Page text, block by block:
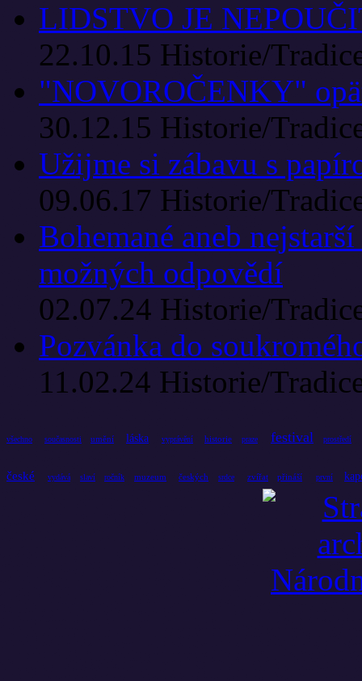
LIDSTVO JE
22.10.15 Historie/
"NOVOROČENKY"
30.12.15 Historie/
Užijme si zábavu s
09.06.17 Historie/
Bohemané aneb
možných odpovědí
02.07.24 Historie/
Pozvánka do
11.02.24 Historie/
všechno současnosti umění láska vyprávění historie praze festival prostředí
české vydává slaví ročník muzeum českých srdce zvířat přináší první